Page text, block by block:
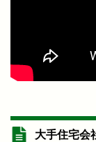
大手住宅会